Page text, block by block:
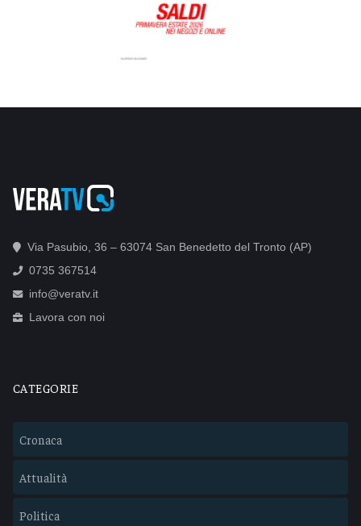
Via Pasubio, 36 – 63074 San Benedetto del Tronto (AP)
0735 367514
info@veratv.it
Lavora con noi
CATEGORIE
Cronaca
Attualità
Politica